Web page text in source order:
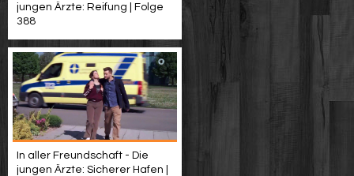
jungen Ärzte: Reifung | Folge
388
In aller Freundschaft - Die
jungen Ärzte: Sicherer Hafen |